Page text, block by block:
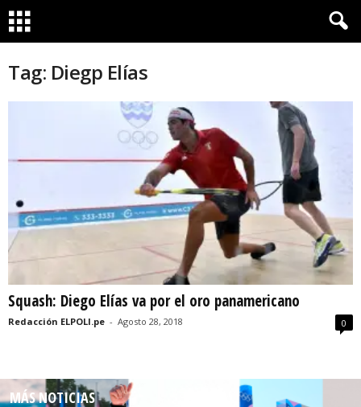
Tag: Diegp Elías
Squash: Diego Elías va por el oro panamericano
Redacción ELPOLI.pe - Agosto 28, 2018 0
MÁS NOTICIAS